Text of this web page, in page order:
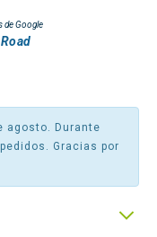
de Google
agosto. Durante
Gracias por
